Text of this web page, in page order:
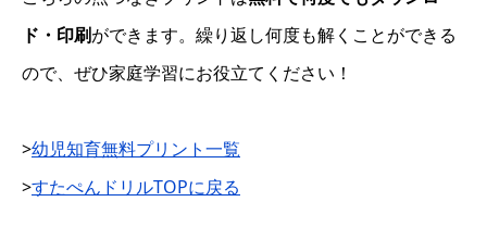
ド・印刷ができます。繰り返し何度も解くことができる
ので、ぜひ家庭学習にお役立てください！
>幼児知育無料プリント一覧
>すたぺんドリルTOPに戻る